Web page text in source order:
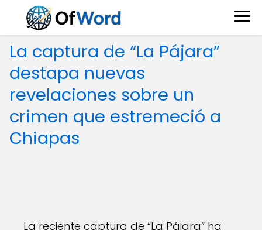
La captura de “La Pájara”
destapa nuevas
revelaciones sobre un
crimen que estremeció a
Chiapas
La reciente captura de “La Pájara” ha